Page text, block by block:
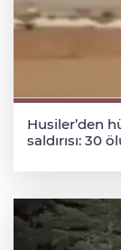
Husiler’den
saldırısı: 30